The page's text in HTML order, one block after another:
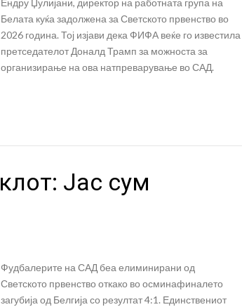
Белата куќа задолжена за Светското првенство во
2026 година. Тој изјави дека ФИФА веќе го известила
претседателот Доналд Трамп за можноста за
организирање на ова натпреварување во САД.
Јас сум
Фудбалерите на САД беа елиминирани од
Светското првенство откако во осминафиналето
загубија од Белгија со резултат 4:1. Единствениот